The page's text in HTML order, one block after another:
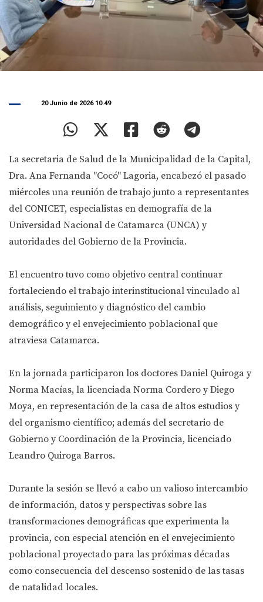
20 Junio de 2026 10.49
La secretaria de Salud de la Municipalidad de la Capital,
Dra. Ana Fernanda "Cocó" Lagoria, encabezó el pasado
miércoles una reunión de trabajo junto a representantes
del CONICET, especialistas en demografía de la
Universidad Nacional de Catamarca (UNCA) y
autoridades del Gobierno de la Provincia.
El encuentro tuvo como objetivo central continuar
fortaleciendo el trabajo interinstitucional vinculado al
análisis, seguimiento y diagnóstico del cambio
demográfico y el envejecimiento poblacional que
atraviesa Catamarca.
En la jornada participaron los doctores Daniel Quiroga y
Norma Macías, la licenciada Norma Cordero y Diego
Moya, en representación de la casa de altos estudios y
del organismo científico; además del secretario de
Gobierno y Coordinación de la Provincia, licenciado
Leandro Quiroga Barros.
Durante la sesión se llevó a cabo un valioso intercambio
de información, datos y perspectivas sobre las
transformaciones demográficas que experimenta la
provincia, con especial atención en el envejecimiento
poblacional proyectado para las próximas décadas
como consecuencia del descenso sostenido de las tasas
de natalidad locales.